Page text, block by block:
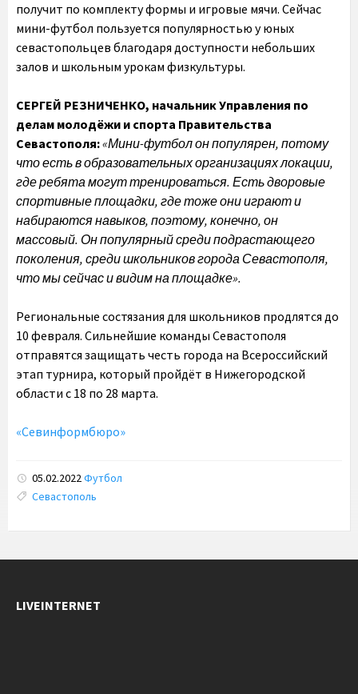
получит по комплекту формы и игровые мячи. Сейчас
мини-футбол пользуется популярностью у юных
севастопольцев благодаря доступности небольших
залов и школьным урокам физкультуры.
СЕРГЕЙ РЕЗНИЧЕНКО, начальник Управления по
делам молодёжи и спорта Правительства
Севастополя:«Мини-футбол он популярен, потому
что есть в образовательных организациях локации,
где ребята могут тренироваться. Есть дворовые
спортивные площадки, где тоже они играют и
набираются навыков, поэтому, конечно, он
массовый. Он популярный среди подрастающего
поколения, среди школьников города Севастополя,
что мы сейчас и видим на площадке».
Региональные состязания для школьников продлятся до
10 февраля. Сильнейшие команды Севастополя
отправятся защищать честь города на Всероссийский
этап турнира, который пройдёт в Нижегородской
области с 18 по 28 марта.
«Севинформбюро»
05.02.2022Футбол
Tags:
Севастополь
LIVEINTERNET